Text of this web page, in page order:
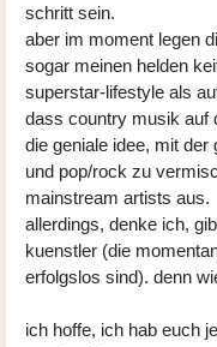
schritt sein.
aber im moment legen
sogar meinen helden
superstar-lifestyle als
dass country musik auf
die geniale idee, mit
und pop/rock zu
mainstream artists aus.
allerdings, denke ich,
kuenstler (die
erfolgslos sind). denn
ich hoffe, ich hab euch